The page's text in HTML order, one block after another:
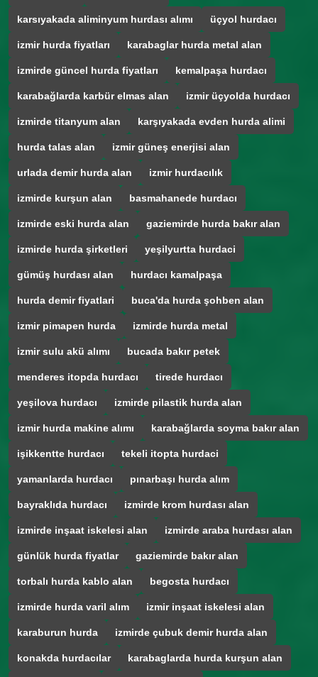
karsıyakada aliminyum hurdası alımı üçyol hurdacı
izmir hurda fiyatları karabaglar hurda metal alan
izmirde güncel hurda fiyatları kemalpaşa hurdacı
karabağlarda karbür elmas alan izmir üçyolda hurdacı
izmirde titanyum alan karşıyakada evden hurda alimi
hurda talas alan izmir güneş enerjisi alan
urlada demir hurda alan izmir hurdacılık
izmirde kurşun alan basmahanede hurdacı
izmirde eski hurda alan gaziemirde hurda bakır alan
izmirde hurda şirketleri yeşilyurtta hurdaci
gümüş hurdası alan hurdacı kamalpaşa
hurda demir fiyatlari buca'da hurda şohben alan
izmir pimapen hurda izmirde hurda metal
izmir sulu akü alımı bucada bakır petek
menderes itopda hurdacı tirede hurdacı
yeşilova hurdacı izmirde pilastik hurda alan
izmir hurda makine alımı karabağlarda soyma bakır alan
işikkentte hurdacı tekeli itopta hurdaci
yamanlarda hurdacı pınarbaşı hurda alım
bayraklıda hurdacı izmirde krom hurdası alan
izmirde inşaat iskelesi alan izmirde araba hurdası alan
günlük hurda fiyatlar gaziemirde bakır alan
torbalı hurda kablo alan begosta hurdacı
izmirde hurda varil alım izmir inşaat iskelesi alan
karaburun hurda izmirde çubuk demir hurda alan
konakda hurdacılar karabaglarda hurda kurşun alan